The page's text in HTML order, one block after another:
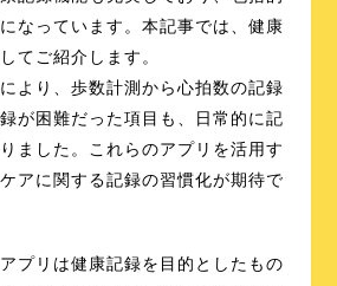
なっています。本記事では、健康
てご紹介します。
より、歩数計測から心拍数の記録
が困難だった項目も、日常的に記
ました。これらのアプリを活用す
アに関する記録の習慣化が期待で
プリは健康記録を目的としたもの